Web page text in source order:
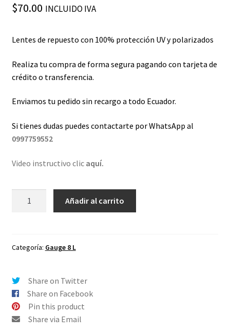
$70.00 INCLUIDO IVA
Lentes de repuesto con 100% protección UV y polarizados
Realiza tu compra de forma segura pagando con tarjeta de
crédito o transferencia.
Enviamos tu pedido sin recargo a todo Ecuador.
Si tienes dudas puedes contactarte por WhatsApp al
0997759552
Video instructivo clic aquí.
Oakley
L
ChromaShifters
Negro
cantidad
Añadir al carrito
Categoría: Gauge 8 L
Share on Twitter
Share on Facebook
Pin this product
Share via Email